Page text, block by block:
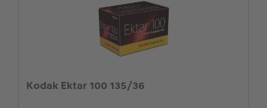
Kodak Ektar 100 135/36